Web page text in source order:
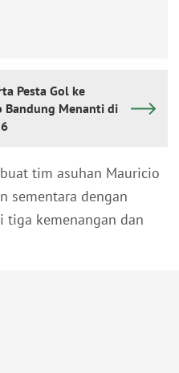
Pesta Gol ke
Bandung Menanti di
tim asuhan Mauricio
sementara dengan
kemenangan dan